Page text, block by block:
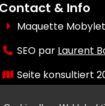
Contact & Info
Maquette
SEO par Laurent
Seite konsultiert